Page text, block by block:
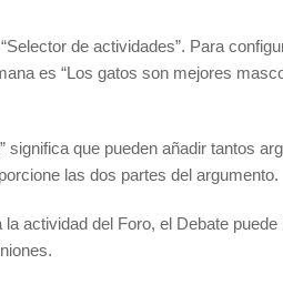
de actividades”. Para
es “Los gatos son mejores
que pueden añadir tantos
las dos partes del argumento.
actividad del Foro, el Debate